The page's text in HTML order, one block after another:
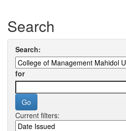
Search
Search:
for
Current filters: